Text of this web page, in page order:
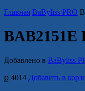
Главная BaByliss PRO
Добавлено в BaByliss
ք 4014 Добавить в